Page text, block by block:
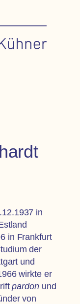
in
in Frankfurt
der
und
wirkte er
pardonund
von